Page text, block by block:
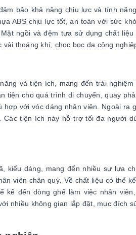
bảo khả năng chịu lực và tính
ABS chịu lực tốt, an toàn với sức
ngồi và đệm tựa sử dụng chất liệu
thoáng khí, chọc bọc da công
và tiện ích, mang đến trải
tiện cho quá trình di chuyển, quay
với vóc dáng nhân viên. Ngoài ra
tiện ích này hỗ trợ tối đa người
kiểu dáng, mang đến nhiều sự lựa
viên chân quỳ. Về chất liệu có thể
kể đến dòng ghế làm việc nhân
nhiều không gian lắp đặt, mục đích